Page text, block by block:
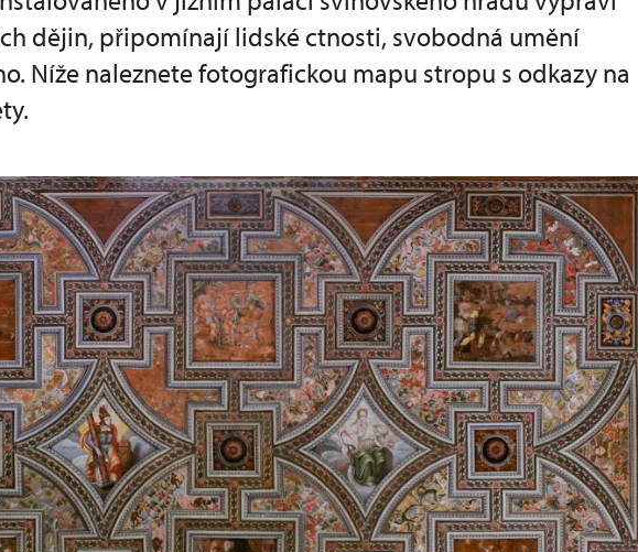
dějin, připomínají lidské ctnosti, svobodná umění
Níže naleznete fotografickou mapu stropu s odkazy na